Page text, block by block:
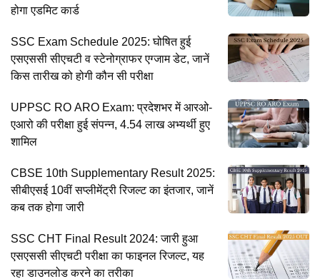
होगा एडमिट कार्ड
SSC Exam Schedule 2025: घोषित हुई
एसएससी सीएचटी व स्टेनोग्राफर एग्जाम डेट, जानें
किस तारीख को होगी कौन सी परीक्षा
UPPSC RO ARO Exam: प्रदेशभर में आरओ-
एआरो की परीक्षा हुई संपन्न, 4.54 लाख अभ्यर्थी हुए
शामिल
CBSE 10th Supplementary Result 2025:
सीबीएसई 10वीं सप्लीमेंट्री रिजल्ट का इंतजार, जानें
कब तक होगा जारी
SSC CHT Final Result 2024: जारी हुआ
एसएससी सीएचटी परीक्षा का फाइनल रिजल्ट, यह
रहा डाउनलोड करने का तरीका